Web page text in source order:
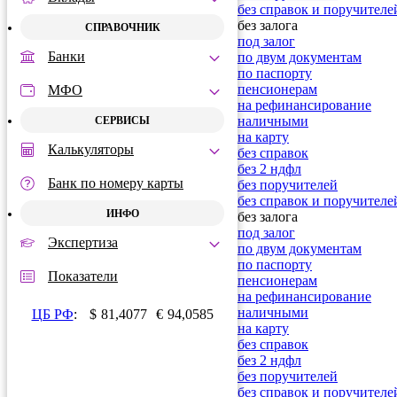
СПРАВОЧНИК
Банки
МФО
СЕРВИСЫ
Калькуляторы
Банк по номеру карты
ИНФО
Экспертиза
Показатели
ЦБ РФ: $ 81,4077 € 94,0585
без справок и
без залога
под залог
по двум документам
по паспорту
пенсионерам
на рефинансирование
наличными
на карту
без справок
без 2 ндфл
без поручителей
без справок и
без залога
под залог
по двум документам
по паспорту
пенсионерам
на рефинансирование
наличными
на карту
без справок
без 2 ндфл
без поручителей
без справок и